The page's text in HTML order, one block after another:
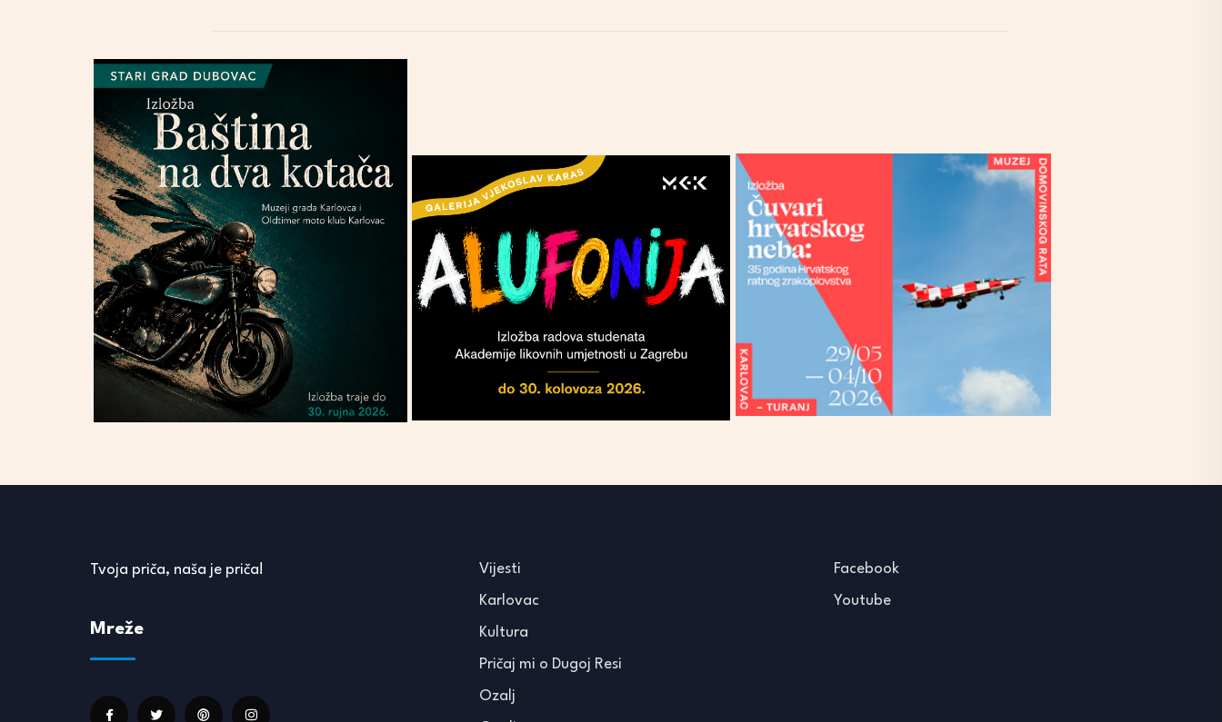
Tvoja priča, naša je priča!
Mreže
Vijesti
Karlovac
Kultura
Pričaj mi o Dugoj Resi
Ozalj
Facebook
Youtube